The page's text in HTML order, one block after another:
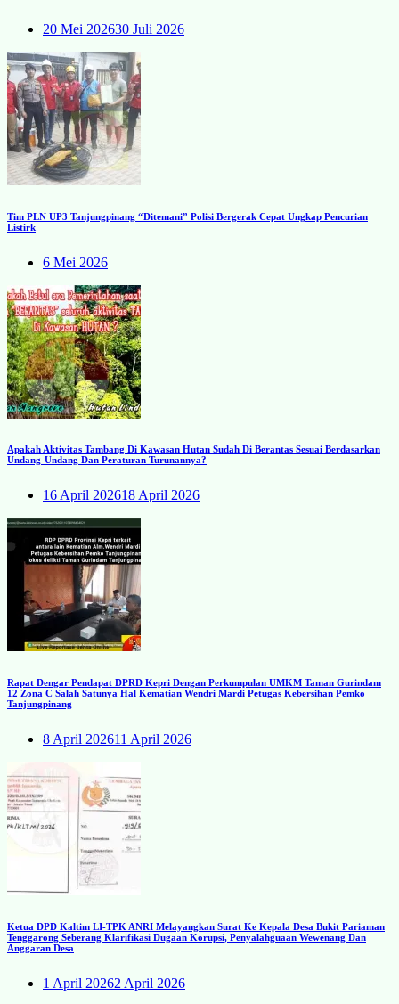
20 Mei 202630 Juli 2026
Tim PLN UP3 Tanjungpinang “Ditemani” Polisi Bergerak Cepat Ungkap Pencurian
Listirk
6 Mei 2026
Apakah Aktivitas Tambang Di Kawasan Hutan Sudah Di Berantas Sesuai Berdasarkan
Undang-Undang Dan Peraturan Turunannya?
16 April 202618 April 2026
Rapat Dengar Pendapat DPRD Kepri Dengan Perkumpulan UMKM Taman Gurindam
12 Zona C Salah Satunya Hal Kematian Wendri Mardi Petugas Kebersihan Pemko
Tanjungpinang
8 April 202611 April 2026
Ketua DPD Kaltim LI-TPK ANRI Melayangkan Surat Ke Kepala Desa Bukit Pariaman
Tenggarong Seberang Klarifikasi Dugaan Korupsi, Penyalahguaan Wewenang Dan
Anggaran Desa
1 April 20262 April 2026